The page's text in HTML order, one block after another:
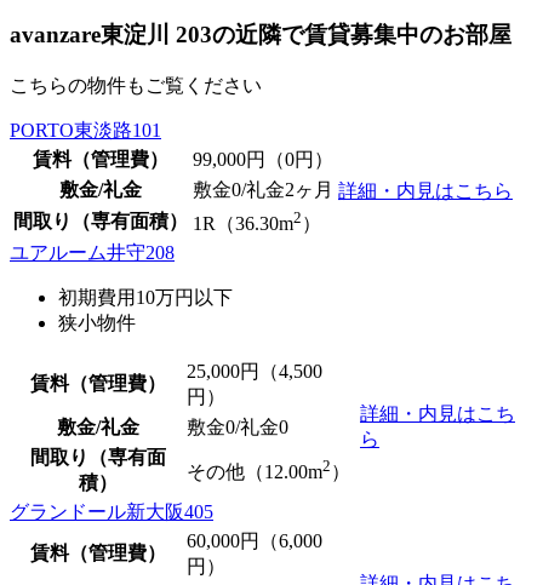
avanzare東淀川 203の近隣で賃貸募集中のお部屋
こちらの物件もご覧ください
PORTO東淡路101
賃料（管理費）
99,000円（0円）
詳細・内見はこちら
敷金/礼金 敷金0/礼金2ヶ月
間取り（専有面積）
1R（36.30m2 ）
ユアルーム井守208
初期費用10万円以下
狭小物件
賃料（管理費）
25,000円（4,500
円）
詳細・内見はこち
ら
敷金/礼金 敷金0/礼金0
間取り（専有面
積）
その他（12.00m2 ）
グランドール新大阪405
賃料（管理費）
60,000円（6,000
円）